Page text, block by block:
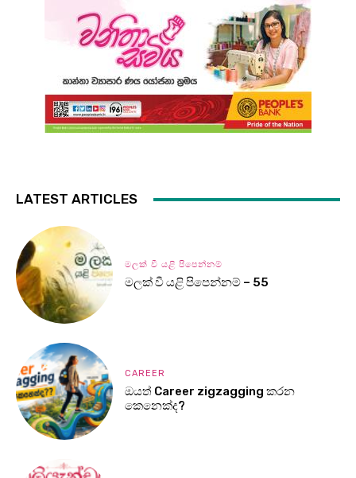
LATEST ARTICLES
මලක් වී යළි පිපෙන්නම්
මලක් වී යළි පිපෙන්නම් – 55
CAREER
ඔයත් Career zigzagging කරන
කෙනෙක්ද?